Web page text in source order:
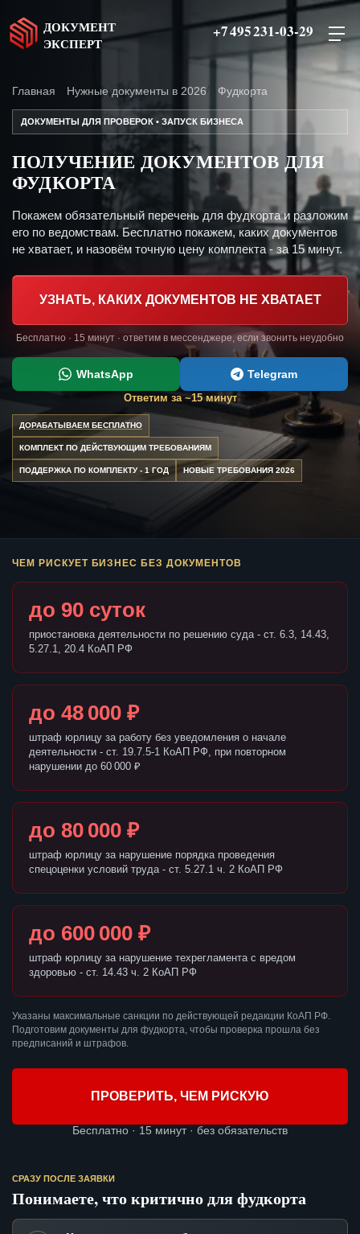
ДОКУМЕНТ
ЭКСПЕРТ
+7 495 231-03-29
Главная Нужные документы в 2026 Фудкорта
ДОКУМЕНТЫ ДЛЯ ПРОВЕРОК • ЗАПУСК БИЗНЕСА
ПОЛУЧЕНИЕ ДОКУМЕНТОВ ДЛЯ
ФУДКОРТА
Покажем обязательный перечень для фудкорта и разложим
его по ведомствам. Бесплатно покажем, каких документов
не хватает, и назовём точную цену комплекта - за 15 минут.
УЗНАТЬ, КАКИХ ДОКУМЕНТОВ НЕ ХВАТАЕТ
Бесплатно · 15 минут · ответим в мессенджере, если звонить неудобно
WhatsApp Telegram
Ответим за ~15 минут
ДОРАБАТЫВАЕМ БЕСПЛАТНО
КОМПЛЕКТ ПО ДЕЙСТВУЮЩИМ ТРЕБОВАНИЯМ
ПОДДЕРЖКА ПО КОМПЛЕКТУ - 1 ГОД НОВЫЕ ТРЕБОВАНИЯ 2026
ЧЕМ РИСКУЕТ БИЗНЕС БЕЗ ДОКУМЕНТОВ
до 90 суток
приостановка деятельности по решению суда - ст. 6.3, 14.43,
5.27.1, 20.4 КоАП РФ
до 48 000 ₽
штраф юрлицу за работу без уведомления о начале
деятельности - ст. 19.7.5-1 КоАП РФ, при повторном
нарушении до 60 000 ₽
до 80 000 ₽
штраф юрлицу за нарушение порядка проведения
спецоценки условий труда - ст. 5.27.1 ч. 2 КоАП РФ
до 600 000 ₽
штраф юрлицу за нарушение техрегламента с вредом
здоровью - ст. 14.43 ч. 2 КоАП РФ
Указаны максимальные санкции по действующей редакции КоАП РФ.
Подготовим документы для фудкорта, чтобы проверка прошла без
предписаний и штрафов.
ПРОВЕРИТЬ, ЧЕМ РИСКУЮ
Бесплатно · 15 минут · без обязательств
СРАЗУ ПОСЛЕ ЗАЯВКИ
Понимаете, что критично для фудкорта